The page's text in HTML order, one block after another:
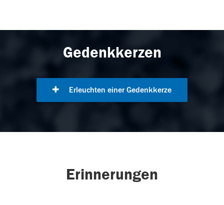
Gedenkkerzen
Erleuchten einer Gedenkkerze
Erinnerungen